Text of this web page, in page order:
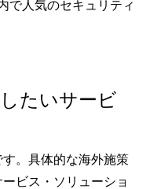
で人気のセキュリティ
たいサービ
。具体的な海外施策
ビス・ソリューショ